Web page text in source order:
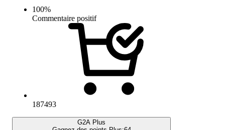
100%
Commentaire positif
187493
G2A Plus